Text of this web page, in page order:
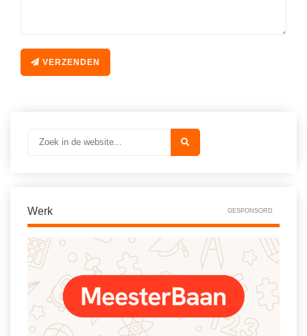
VERZENDEN
Werk GESPONSORD